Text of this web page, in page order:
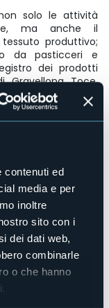
contenuti ed
media e per
inoltre
sito con i
dei dati web,
combinarle
o che hanno
solo le attività
ma anche il
produttivo;
da pasticceri e
dei prodotti
Gravellona Toce.
tempo di far
della necropoli di
la produzione
fatto in
Associazione